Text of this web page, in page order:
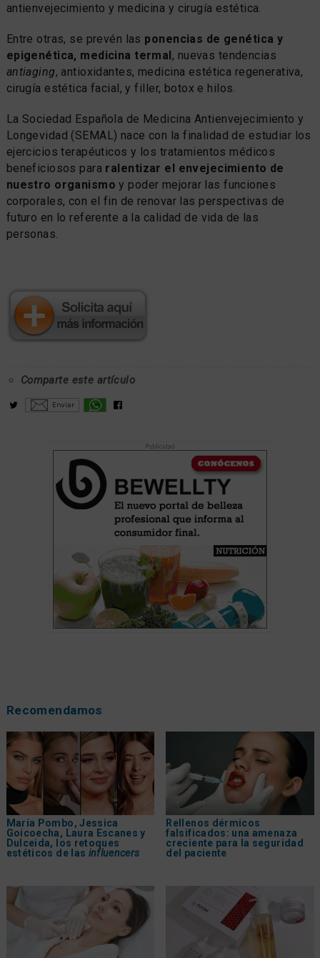
antienvejecimiento y medicina y cirugía estética.
Entre otras, se prevén las ponencias de genética y
epigenética, medicina termal, nuevas tendencias
antiaging, antioxidantes, medicina estética regenerativa,
cirugía estética facial, y filler, botox e hilos.
La Sociedad Española de Medicina Antienvejecimiento y
Longevidad (SEMAL) nace con la finalidad de estudiar los
ejercicios terapéuticos y los tratamientos médicos
beneficiosos para ralentizar el envejecimiento de
nuestro organismo y poder mejorar las funciones
corporales, con el fin de renovar las perspectivas de
futuro en lo referente a la calidad de vida de las
personas.
Comparte este artículo
Recomendamos
María Pombo, Jessica
Goicoecha, Laura Escanes y
Dulceida, los retoques
estéticos de las influencers
Rellenos dérmicos
falsificados: una amenaza
creciente para la seguridad
del paciente